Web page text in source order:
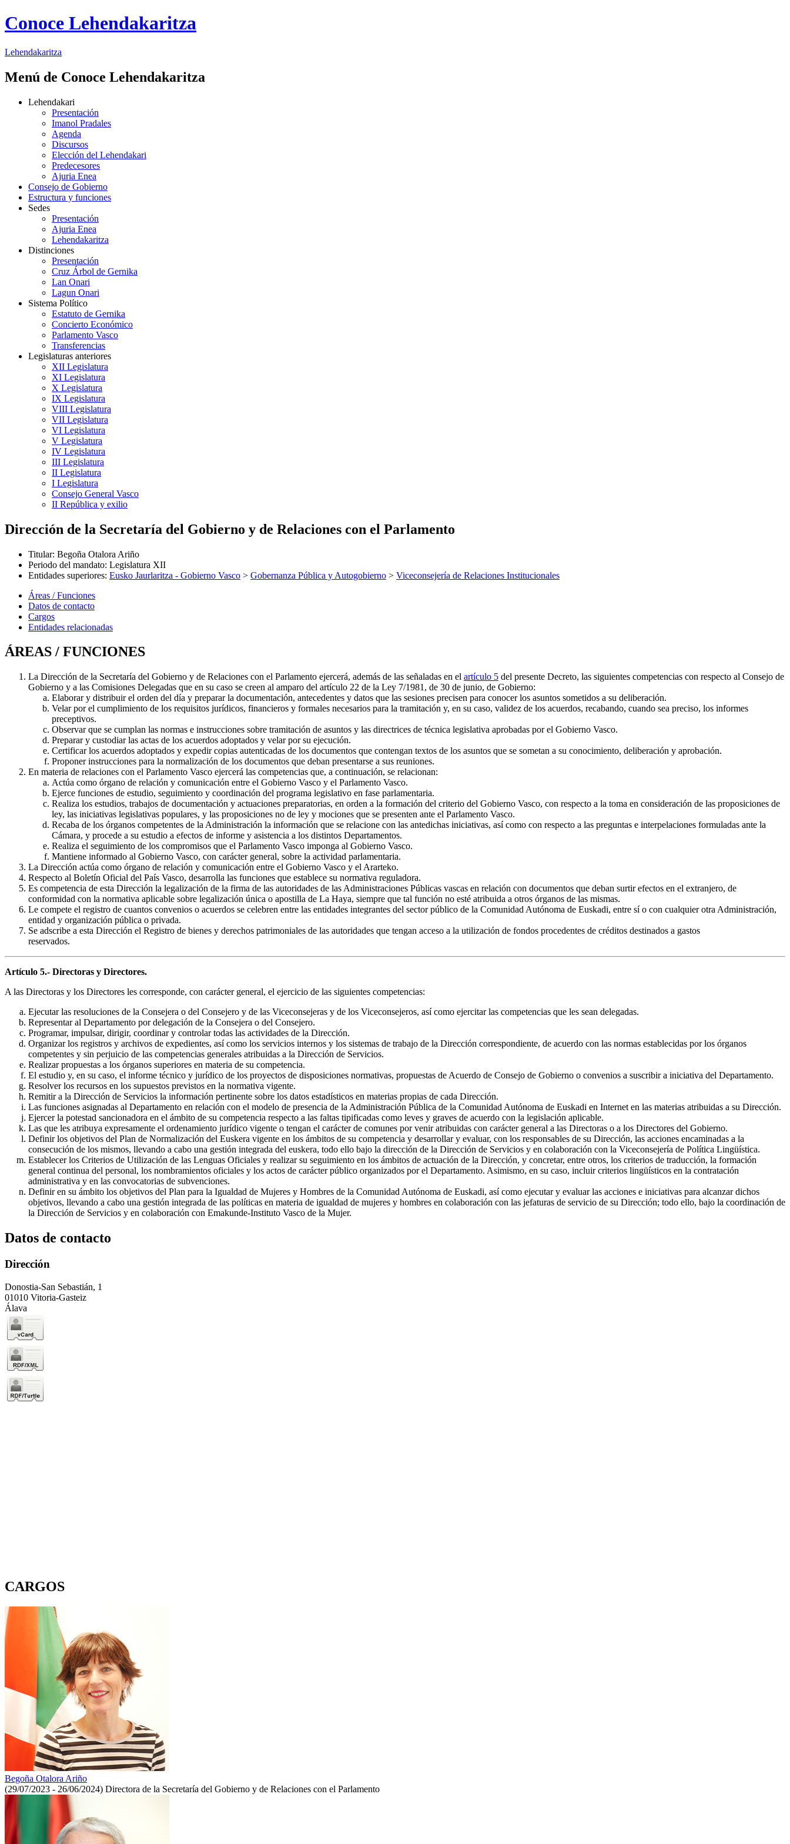
Conoce Lehendakaritza
Lehendakaritza
Menú de Conoce Lehendakaritza
Lehendakari
Presentación
Imanol Pradales
Agenda
Discursos
Elección del Lehendakari
Predecesores
Ajuria Enea
Consejo de Gobierno
Estructura y funciones
Sedes
Presentación
Ajuria Enea
Lehendakaritza
Distinciones
Presentación
Cruz Árbol de Gernika
Lan Onari
Lagun Onari
Sistema Político
Estatuto de Gernika
Concierto Económico
Parlamento Vasco
Transferencias
Legislaturas anteriores
XII Legislatura
XI Legislatura
X Legislatura
IX Legislatura
VIII Legislatura
VII Legislatura
VI Legislatura
V Legislatura
IV Legislatura
III Legislatura
II Legislatura
I Legislatura
Consejo General Vasco
II República y exilio
Dirección de la Secretaría del Gobierno y de Relaciones con el Parlamento
Titular: Begoña Otalora Ariño
Periodo del mandato: Legislatura XII
Entidades superiores: Eusko Jaurlaritza - Gobierno Vasco > Gobernanza Pública y Autogobierno > Viceconsejería de Relaciones Institucionales
Áreas / Funciones
Datos de contacto
Cargos
Entidades relacionadas
ÁREAS / FUNCIONES
La Dirección de la Secretaría del Gobierno y de Relaciones con el Parlamento ejercerá, además de las señaladas en el artículo 5 del presente Decreto, las siguientes competencias con respecto al Consejo de
Gobierno y a las Comisiones Delegadas que en su caso se creen al amparo del artículo 22 de la Ley 7/1981, de 30 de junio, de Gobierno:
Elaborar y distribuir el orden del día y preparar la documentación, antecedentes y datos que las sesiones precisen para conocer los asuntos sometidos a su deliberación.
Velar por el cumplimiento de los requisitos jurídicos, financieros y formales necesarios para la tramitación y, en su caso, validez de los acuerdos, recabando, cuando sea preciso, los informes
preceptivos.
Observar que se cumplan las normas e instrucciones sobre tramitación de asuntos y las directrices de técnica legislativa aprobadas por el Gobierno Vasco.
Preparar y custodiar las actas de los acuerdos adoptados y velar por su ejecución.
Certificar los acuerdos adoptados y expedir copias autenticadas de los documentos que contengan textos de los asuntos que se sometan a su conocimiento, deliberación y aprobación.
Proponer instrucciones para la normalización de los documentos que deban presentarse a sus reuniones.
En materia de relaciones con el Parlamento Vasco ejercerá las competencias que, a continuación, se relacionan:
Actúa como órgano de relación y comunicación entre el Gobierno Vasco y el Parlamento Vasco.
Ejerce funciones de estudio, seguimiento y coordinación del programa legislativo en fase parlamentaria.
Realiza los estudios, trabajos de documentación y actuaciones preparatorias, en orden a la formación del criterio del Gobierno Vasco, con respecto a la toma en consideración de las proposiciones de
ley, las iniciativas legislativas populares, y las proposiciones no de ley y mociones que se presenten ante el Parlamento Vasco.
Recaba de los órganos competentes de la Administración la información que se relacione con las antedichas iniciativas, así como con respecto a las preguntas e interpelaciones formuladas ante la
Cámara, y procede a su estudio a efectos de informe y asistencia a los distintos Departamentos.
Realiza el seguimiento de los compromisos que el Parlamento Vasco imponga al Gobierno Vasco.
Mantiene informado al Gobierno Vasco, con carácter general, sobre la actividad parlamentaria.
La Dirección actúa como órgano de relación y comunicación entre el Gobierno Vasco y el Ararteko.
Respecto al Boletín Oficial del País Vasco, desarrolla las funciones que establece su normativa reguladora.
Es competencia de esta Dirección la legalización de la firma de las autoridades de las Administraciones Públicas vascas en relación con documentos que deban surtir efectos en el extranjero, de
conformidad con la normativa aplicable sobre legalización única o apostilla de La Haya, siempre que tal función no esté atribuida a otros órganos de las mismas.
Le compete el registro de cuantos convenios o acuerdos se celebren entre las entidades integrantes del sector público de la Comunidad Autónoma de Euskadi, entre sí o con cualquier otra Administración,
entidad y organización pública o privada.
Se adscribe a esta Dirección el Registro de bienes y derechos patrimoniales de las autoridades que tengan acceso a la utilización de fondos procedentes de créditos destinados a gastos
reservados.
Artículo 5.- Directoras y Directores.
A las Directoras y los Directores les corresponde, con carácter general, el ejercicio de las siguientes competencias:
Ejecutar las resoluciones de la Consejera o del Consejero y de las Viceconsejeras y de los Viceconsejeros, así como ejercitar las competencias que les sean delegadas.
Representar al Departamento por delegación de la Consejera o del Consejero.
Programar, impulsar, dirigir, coordinar y controlar todas las actividades de la Dirección.
Organizar los registros y archivos de expedientes, así como los servicios internos y los sistemas de trabajo de la Dirección correspondiente, de acuerdo con las normas establecidas por los órganos
competentes y sin perjuicio de las competencias generales atribuidas a la Dirección de Servicios.
Realizar propuestas a los órganos superiores en materia de su competencia.
El estudio y, en su caso, el informe técnico y jurídico de los proyectos de disposiciones normativas, propuestas de Acuerdo de Consejo de Gobierno o convenios a suscribir a iniciativa del Departamento.
Resolver los recursos en los supuestos previstos en la normativa vigente.
Remitir a la Dirección de Servicios la información pertinente sobre los datos estadísticos en materias propias de cada Dirección.
Las funciones asignadas al Departamento en relación con el modelo de presencia de la Administración Pública de la Comunidad Autónoma de Euskadi en Internet en las materias atribuidas a su Dirección.
Ejercer la potestad sancionadora en el ámbito de su competencia respecto a las faltas tipificadas como leves y graves de acuerdo con la legislación aplicable.
Las que les atribuya expresamente el ordenamiento jurídico vigente o tengan el carácter de comunes por venir atribuidas con carácter general a las Directoras o a los Directores del Gobierno.
Definir los objetivos del Plan de Normalización del Euskera vigente en los ámbitos de su competencia y desarrollar y evaluar, con los responsables de su Dirección, las acciones encaminadas a la
consecución de los mismos, llevando a cabo una gestión integrada del euskera, todo ello bajo la dirección de la Dirección de Servicios y en colaboración con la Viceconsejería de Política Lingüística.
Establecer los Criterios de Utilización de las Lenguas Oficiales y realizar su seguimiento en los ámbitos de actuación de la Dirección, y concretar, entre otros, los criterios de traducción, la formación
general continua del personal, los nombramientos oficiales y los actos de carácter público organizados por el Departamento. Asimismo, en su caso, incluir criterios lingüísticos en la contratación
administrativa y en las convocatorias de subvenciones.
Definir en su ámbito los objetivos del Plan para la Igualdad de Mujeres y Hombres de la Comunidad Autónoma de Euskadi, así como ejecutar y evaluar las acciones e iniciativas para alcanzar dichos
objetivos, llevando a cabo una gestión integrada de las políticas en materia de igualdad de mujeres y hombres en colaboración con las jefaturas de servicio de su Dirección; todo ello, bajo la coordinación de
la Dirección de Servicios y en colaboración con Emakunde-Instituto Vasco de la Mujer.
Datos de contacto
Dirección
Donostia-San Sebastián, 1
01010 Vitoria-Gasteiz
Álava
CARGOS
Begoña Otalora Ariño
(29/07/2023 - 26/06/2024) Directora de la Secretaría del Gobierno y de Relaciones con el Parlamento